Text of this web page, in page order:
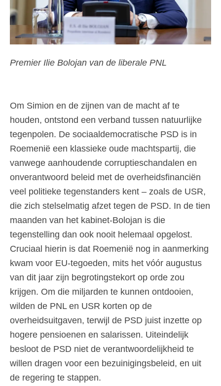
Premier Ilie Bolojan van de liberale PNL
Om Simion en de zijnen van de macht af te
houden, ontstond een verband tussen natuurlijke
tegenpolen. De sociaaldemocratische PSD is in
Roemenië een klassieke oude machtspartij, die
vanwege aanhoudende corruptieschandalen en
onverantwoord beleid met de overheidsfinanciën
veel politieke tegenstanders kent – zoals de USR,
die zich stelselmatig afzet tegen de PSD. In de tien
maanden van het kabinet-Bolojan is die
tegenstelling dan ook nooit helemaal opgelost.
Cruciaal hierin is dat Roemenië nog in aanmerking
kwam voor EU-tegoeden, mits het vóór augustus
van dit jaar zijn begrotingstekort op orde zou
krijgen. Om die miljarden te kunnen ontdooien,
wilden de PNL en USR korten op de
overheidsuitgaven, terwijl de PSD juist inzette op
hogere pensioenen en salarissen. Uiteindelijk
besloot de PSD niet de verantwoordelijkheid te
willen dragen voor een bezuinigingsbeleid, en uit
de regering te stappen.